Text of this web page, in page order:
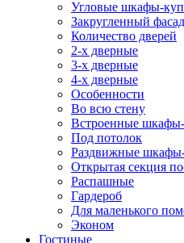
Угловые шкафы-
Закругленный фасад
Количество дверей
2-х дверные
3-х дверные
4-х дверные
Особенности
Во всю стену
Встроенные
Под потолок
Раздвижные
Открытая секция
Распашные
Гардероб
Для маленького
Эконом
Гостиные